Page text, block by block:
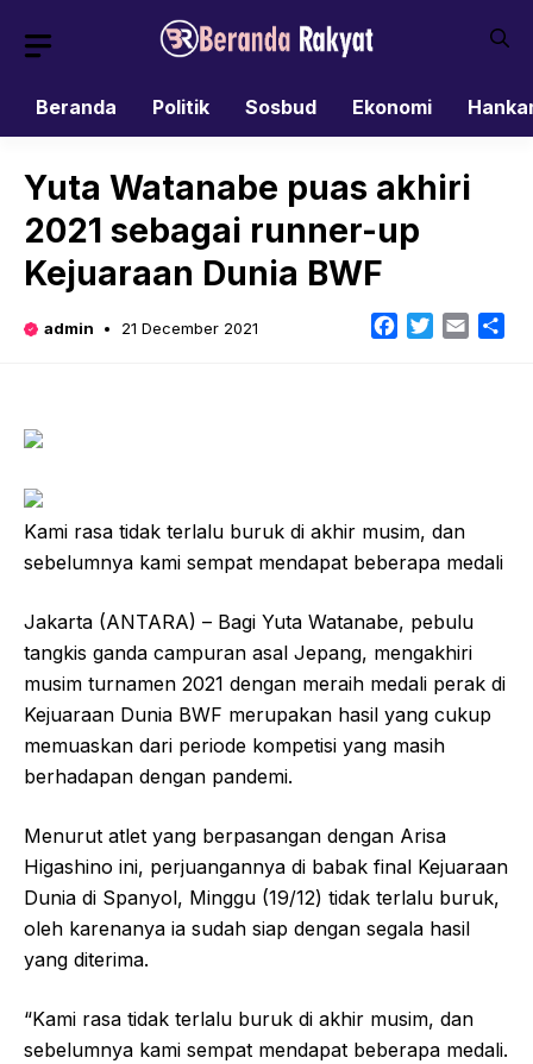
Beranda
Politik Sosbud Ekonomi
Yuta Watanabe puas akhiri
2021 sebagai runner-up
Kejuaraan Dunia BWF
admin 21 December 2021 Facebook
TwitterEmail
Kami rasa tidak terlalu buruk di akhir musim, dan
sebelumnya kami sempat mendapat beberapa medali
Jakarta (ANTARA) – Bagi Yuta Watanabe, pebulu
tangkis ganda campuran asal Jepang, mengakhiri
musim turnamen 2021 dengan meraih medali perak di
Kejuaraan Dunia BWF merupakan hasil yang cukup
memuaskan dari periode kompetisi yang masih
berhadapan dengan pandemi.
Menurut atlet yang berpasangan dengan Arisa
Higashino ini, perjuangannya di babak final Kejuaraan
Dunia di Spanyol, Minggu (19/12) tidak terlalu buruk,
oleh karenanya ia sudah siap dengan segala hasil
yang diterima.
“Kami rasa tidak terlalu buruk di akhir musim, dan
sebelumnya kami sempat mendapat beberapa medali.